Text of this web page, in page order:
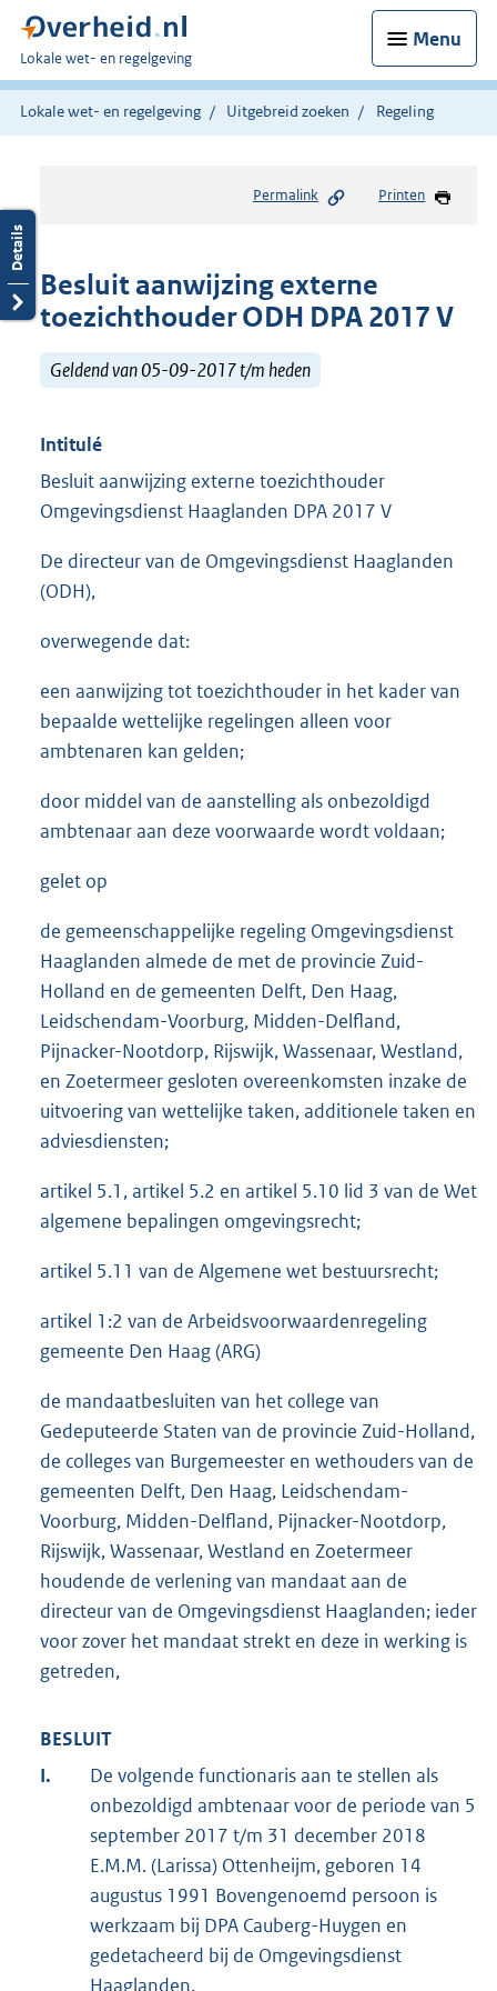
Menu
U
bent
hier:
Lokale wet- en regelgeving
Lokale wet- en regelgeving Uitgebreid zoeken Regeling
Permalink Printen
Besluit aanwijzing externe
toezichthouder ODH DPA 2017 V
Geldend van 05-09-2017 t/m heden
Intitulé
Besluit aanwijzing externe toezichthouder
Omgevingsdienst Haaglanden DPA 2017 V
De directeur van de Omgevingsdienst Haaglanden
(ODH),
overwegende dat:
een aanwijzing tot toezichthouder in het kader van
bepaalde wettelijke regelingen alleen voor
ambtenaren kan gelden;
door middel van de aanstelling als onbezoldigd
ambtenaar aan deze voorwaarde wordt voldaan;
gelet op
de gemeenschappelijke regeling Omgevingsdienst
Haaglanden almede de met de provincie Zuid-
Holland en de gemeenten Delft, Den Haag,
Leidschendam-Voorburg, Midden-Delfland,
Pijnacker-Nootdorp, Rijswijk, Wassenaar, Westland,
en Zoetermeer gesloten overeenkomsten inzake de
uitvoering van wettelijke taken, additionele taken en
adviesdiensten;
artikel 5.1, artikel 5.2 en artikel 5.10 lid 3 van de Wet
algemene bepalingen omgevingsrecht;
artikel 5.11 van de Algemene wet bestuursrecht;
artikel 1:2 van de Arbeidsvoorwaardenregeling
gemeente Den Haag (ARG)
de mandaatbesluiten van het college van
Gedeputeerde Staten van de provincie Zuid-Holland,
de colleges van Burgemeester en wethouders van de
gemeenten Delft, Den Haag, Leidschendam-
Voorburg, Midden-Delfland, Pijnacker-Nootdorp,
Rijswijk, Wassenaar, Westland en Zoetermeer
houdende de verlening van mandaat aan de
directeur van de Omgevingsdienst Haaglanden; ieder
voor zover het mandaat strekt en deze in werking is
getreden,
BESLUIT
I.
De volgende functionaris aan te stellen als
onbezoldigd ambtenaar voor de periode van 5
september 2017 t/m 31 december 2018
E.M.M. (Larissa) Ottenheijm, geboren 14
augustus 1991 Bovengenoemd persoon is
werkzaam bij DPA Cauberg-Huygen en
gedetacheerd bij de Omgevingsdienst
Haaglanden.